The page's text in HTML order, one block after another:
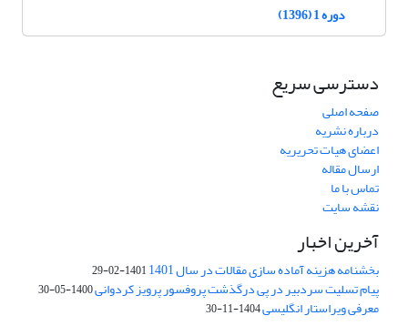
دوره 1 (1396)
دسترسی سریع
صفحه اصلی
درباره نشریه
اعضای هیات تحریریه
ارسال مقاله
تماس با ما
نقشه سایت
آخرین اخبار
بخشنامه هزینه آماده سازی مقالات در سال 1401 1401-02-29
پیام تسلیت سردبیر در پی درگذشت پروفسور پرویز کردوانی1400-05-30
معرفی ویراستار انگلیسی1404-11-30